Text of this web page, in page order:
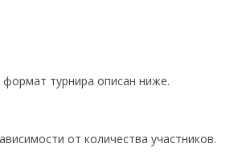
турнира описан ниже.
от количества участников.